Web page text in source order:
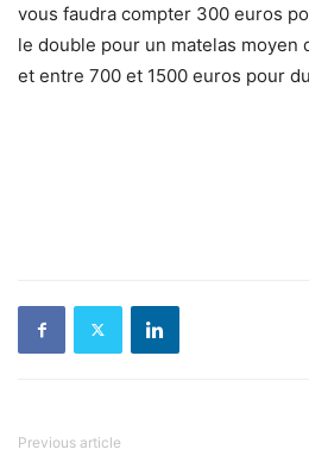
vous faudra compter 300 euros
le double pour un matelas moyen
et entre 700 et 1500 euros pour
Previous article